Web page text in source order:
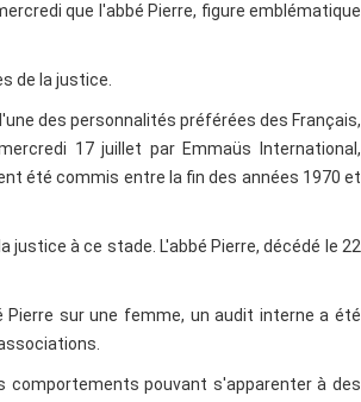
que l'abbé Pierre, figure emblématique
de la justice.
des personnalités préférées des Français,
17 juillet par Emmaüs International,
été commis entre la fin des années 1970 et
justice à ce stade. L'abbé Pierre, décédé le 22
sur une femme, un audit interne a été
comportements pouvant s'apparenter à des